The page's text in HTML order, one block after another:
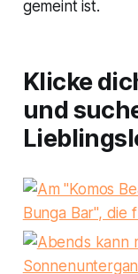
gemeint ist.
Klicke
und